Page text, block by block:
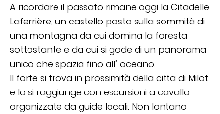
A ricordare il passato rimane oggi la Citadelle
Laferrière, un castello posto sulla sommità di
una montagna da cui domina la foresta
sottostante e da cui si gode di un panorama
unico che spazia fino all’ oceano.
Il forte si trova in prossimità della citta di Milot
e lo si raggiunge con escursioni a cavallo
organizzate da guide locali. Non lontano